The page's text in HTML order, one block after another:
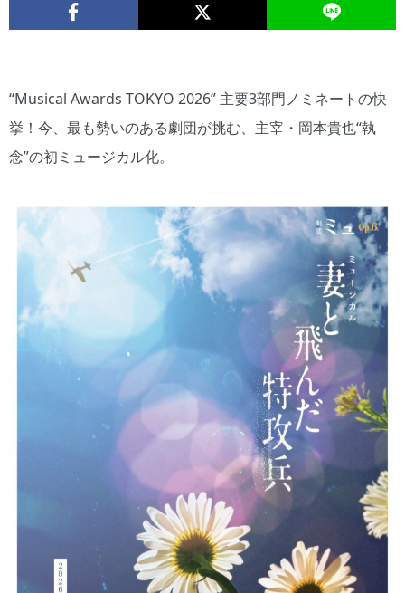
“Musical Awards TOKYO 2026” 主要3部門ノミネートの快
挙！今、最も勢いのある劇団が挑む、主宰・岡本貴也“執
念”の初ミュージカル化。